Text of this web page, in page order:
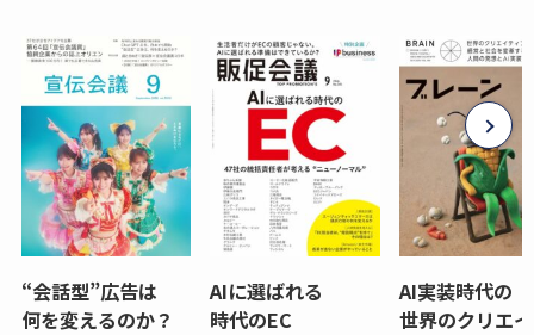
“会話型”広告は
何を変えるのか？
AIに選ばれる
時代のEC
AI実装時代の
世界のクリエ